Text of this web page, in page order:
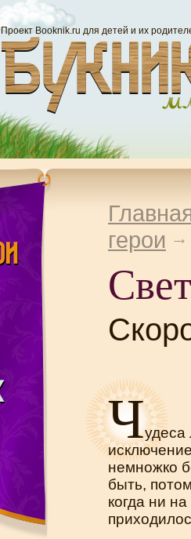
Проект Booknik.ru для детей и их
герои
Чудеса
немножко
быть,
когда ни